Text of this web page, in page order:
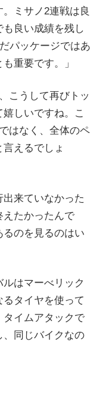
ミサノ2連戦は良
良い成績を残し
パッケージではあ
重要です。」
こうして再びトッ
しいですね。こ
はなく、全体のペ
えるでしょ
出来ていなかった
えたかったんで
のを見るのはい
ルはマーべリック
タイヤを使って
タイムアタックで
同じバイクなの